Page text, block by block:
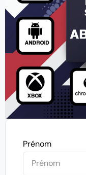
Prénom